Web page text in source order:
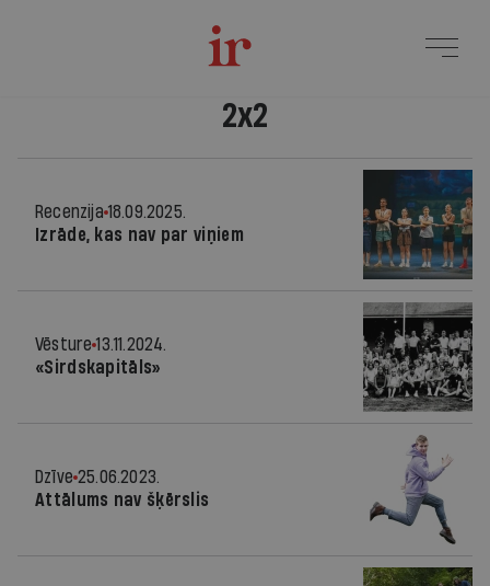
2x2
Recenzija 18.09.2025.
Izrāde, kas nav par viņiem
Vēsture 13.11.2024.
«Sirdskapitāls»
Dzīve 25.06.2023.
Attālums nav šķērslis